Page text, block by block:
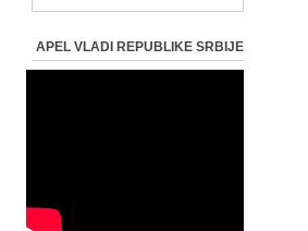
APEL VLADI REPUBLIKE SRBIJE